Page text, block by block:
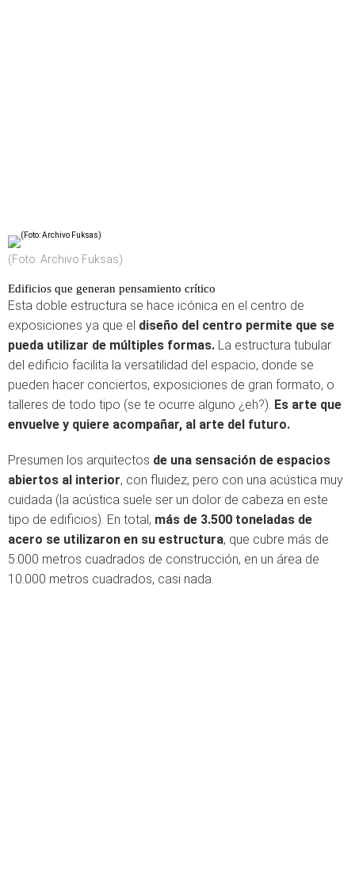
(Foto: Archivo Fuksas)
Edificios que generan pensamiento crítico
Esta doble estructura se hace icónica en el centro de
exposiciones ya que el diseño del centro permite que se
pueda utilizar de múltiples formas. La estructura tubular
del edificio facilita la versatilidad del espacio, donde se
pueden hacer conciertos, exposiciones de gran formato, o
talleres de todo tipo (se te ocurre alguno ¿eh?). Es arte que
envuelve y quiere acompañar, al arte del futuro.
Presumen los arquitectos de una sensación de espacios
abiertos al interior, con fluidez, pero con una acústica muy
cuidada (la acústica suele ser un dolor de cabeza en este
tipo de edificios). En total, más de 3.500 toneladas de
acero se utilizaron en su estructura, que cubre más de
5.000 metros cuadrados de construcción, en un área de
10.000 metros cuadrados, casi nada.